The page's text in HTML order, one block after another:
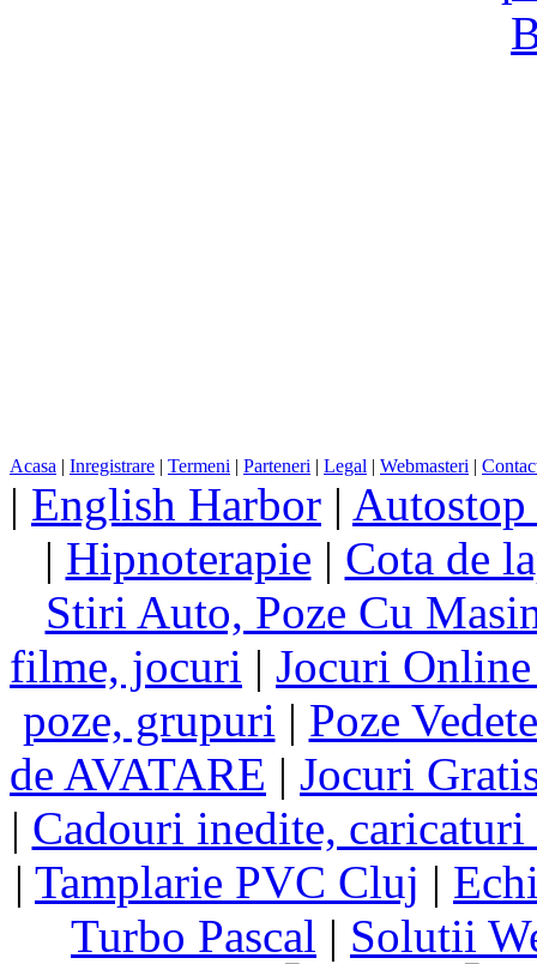
Acasa | Inregistrare | Termeni | Parteneri | Legal | Webmasteri |
| English Harbor |
| Hipnoterapie | Cota de
Stiri Auto, Poze Cu
filme, jocuri | Jocuri
poze, grupuri | Poze
de AVATARE | Jocuri
| Cadouri inedite,
| Tamplarie PVC Cluj |
Turbo Pascal | Solutii